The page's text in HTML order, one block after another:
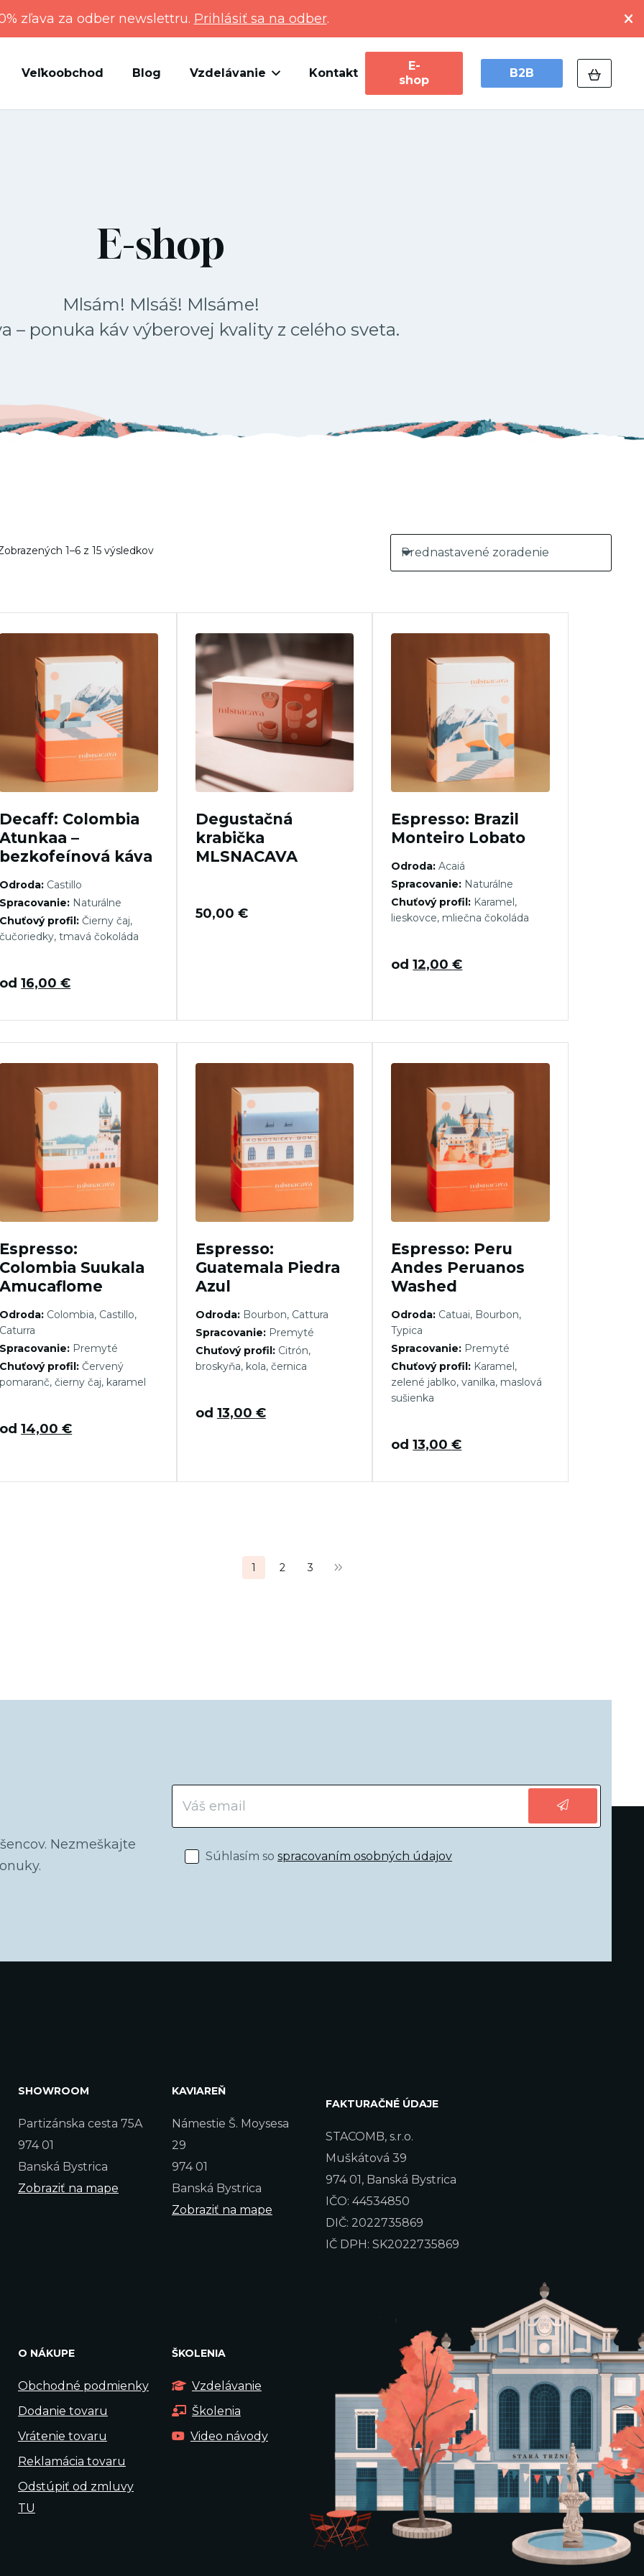
zľava za odber newslettru. Prihlásiť sa na odber.
Veľkoobchod Blog Vzdelávanie Kontakt
E-
shop
B2B
E-shop
Mlsám! Mlsáš! Mlsáme!
– ponuka káv výberovej kvality z celého sveta.
1–6 z 15 výsledkov
Decaff: Colombia
Atunkaa –
bezkofeínová káva
Odroda: Castillo
Spracovanie: Naturálne
Chuťový profil: Čierny čaj,
čučoriedky, tmavá čokoláda
od16,00€
Degustačná
krabička
MLSNACAVA
50,00 €
Espresso: Brazil
Monteiro Lobato
Odroda: Acaiá
Spracovanie: Naturálne
Chuťový profil: Karamel,
lieskovce, mliečna čokoláda
od12,00€
Espresso:
Colombia Suukala
Amucaflome
Odroda: Colombia, Castillo,
Caturra
Spracovanie: Premyté
Chuťový profil: Červený
pomaranč, čierny čaj, karamel
od14,00€
Espresso:
Guatemala Piedra
Azul
Odroda:Bourbon, Cattura
Spracovanie:Premyté
Chuťový profil:Citrón,
broskyňa, kola, černica
od 13,00 €
Espresso: Peru
Andes Peruanos
Washed
Odroda: Catuai, Bourbon,
Typica
Spracovanie: Premyté
Chuťový profil: Karamel,
zelené jablko, vanilka, maslová
sušienka
od13,00€
1 2 3
Nezmeškajte
Súhlasím so spracovaním osobných údajov
SHOWROOM
Partizánska cesta 75A
974 01
Banská Bystrica
Zobraziť na mape
KAVIAREŇ
Námestie Š. Moysesa
29
974 01
Banská Bystrica
Zobraziť na mape
FAKTURAČNÉ ÚDAJE
STACOMB, s.r.o.
Muškátová 39
974 01, Banská Bystrica
IČO: 44534850
DIČ: 2022735869
IČ DPH: SK2022735869
O NÁKUPE
Obchodné podmienky
Dodanie tovaru
Vrátenie tovaru
Reklamácia tovaru
Odstúpiť od zmluvy
TU
ŠKOLENIA
Vzdelávanie
Školenia
Video návody